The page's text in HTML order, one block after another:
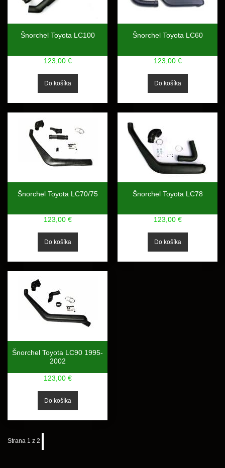
Šnorchel Toyota LC100
123,00 €
Šnorchel Toyota LC60
123,00 €
Šnorchel Toyota LC70/75
123,00 €
Šnorchel Toyota LC78
123,00 €
Šnorchel Toyota LC90 1995-
2002
123,00 €
Strana 1 z 2